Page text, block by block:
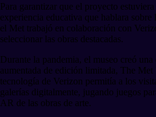
Para garantizar que el proyecto
experiencia educativa que hablara
el Met trabajó en colaboración con
seleccionar las obras destacadas.
Durante la pandemia, el museo creó
aumentada de edición limitada, The
tecnología de Verizon permitía a los
galerías digitalmente, jugando juegos
AR de las obras de arte.